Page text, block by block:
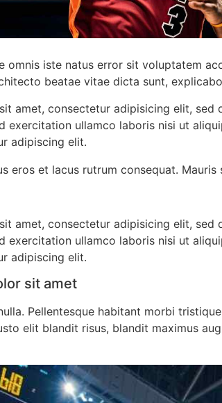
omnis iste natus error sit voluptatem
beatae vitae dicta sunt,
amet, consectetur adipisicing elit,
exercitation ullamco laboris nisi ut
adipiscing elit.
eros et lacus rutrum consequat.
amet, consectetur adipisicing elit,
exercitation ullamco laboris nisi ut
adipiscing elit.
sit amet
Pellentesque habitant morbi
elit blandit risus, blandit maximus